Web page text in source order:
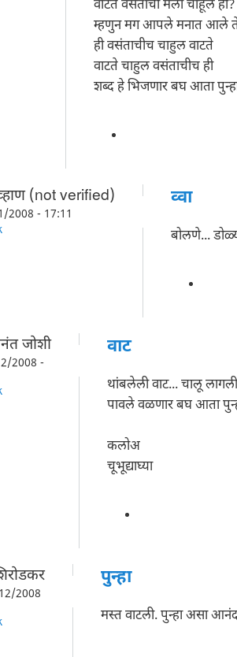
वाटते वसंताची मला चाहूल ही?
म्हणुन मग आपले मनात आले ते
ही वसंताचीच चाहुल वाटते
वाटते चाहुल वसंताचीच ही
शब्द हे भिजणार बघ आता
(not verified)
2008 - 17:11
व्वा
बोलणे...
जोशी
2008 -
वाट
थांबलेली वाट... चालू लागली
पावले वळणार बघ आता
कलोअ
चूभूद्याघ्या
2008
पुन्हा
मस्त वाटली. पुन्हा असा